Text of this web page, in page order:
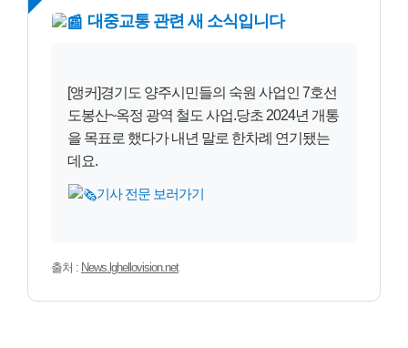
NEW 대중교통 관련 새 소식입니다
[앵커]경기도 양주시민들의 숙원 사업인 7호선
도봉산~옥정 광역 철도 사업.당초 2024년 개통
을 목표로 했다가 내년 말로 한차례 연기됐는
데요.
기사 전문 보러가기
출처 : News.lghellovision.net